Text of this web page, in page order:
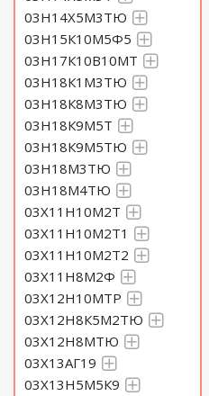
03Н14Х5М3ТЮ
03Н15К10М5Ф5
03Н17К10В10МТ
03Н18К1М3ТЮ
03Н18К8М3ТЮ
03Н18К9М5Т
03Н18К9М5ТЮ
03Н18М3ТЮ
03Н18М4ТЮ
03Х11Н10М2Т
03Х11Н10М2Т1
03Х11Н10М2Т2
03Х11Н8М2Ф
03Х12Н10МТР
03Х12Н8К5М2ТЮ
03Х12Н8МТЮ
03Х13АГ19
03Х13Н5М5К9